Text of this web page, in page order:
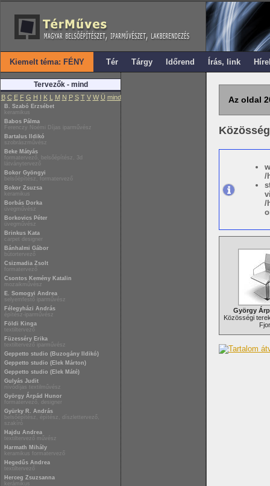
Kiemelt téma: FÉNY Tér Tárgy Időrend Írás, link
Tervezők - mind
B C E F G H I K L M N P S T V W Ü mind
B. Szabó Erzsébet
keramikus
Babos Pálma
Ferenczy Noémi Díjas iparművész
Bartalus Ildikó
szobrászművész
Beke Mátyás
formatervező, belsőépítész, 3d
látványtervező
Bokor Gyöngyi
belsőépítész, formatervező
Bokor Zsuzsa
keramikus
Borbás Dorka
üvegművész
Borkovics Péter
üvegművész
Brinkus Kata
carpet designer
Bánhalmi Gábor
bútortervező
Csizmadia Zsolt
formatervező
Csontos Kemény Katalin
mozaikművész
E. Somogyi Andrea
selyemfestő iparművész
Félegyházi András
építész-iparművész
Földi Kinga
textiltervező
Füzesséry Erika
textiltervező iparművész
Geppetto studio (Buzogány Ildikó)
Geppetto studio (Elek Márton)
Geppetto studio (Elek Máté)
Gulyás Judit
nívódíjas textilművész
György Árpád Hunor
formatervező, designer
Gyürky R. András
belsőépítész, építész, díszlettervező,
szakíró
Hajdu Andrea
textiltervező művész
Harmath Mihály
keramikus formatervező
Hegedűs Andrea
textiltervező
Herceg Zsuzsanna
kerámikus
Az oldal
/
/
György
Közösségi